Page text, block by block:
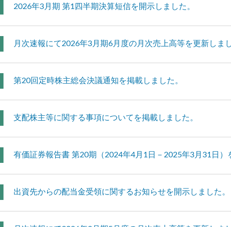
2026年3月期 第1四半期決算短信を開示しました。
月次速報にて2026年3月期6月度の月次売上高等を更新しまし
第20回定時株主総会決議通知を掲載しました。
支配株主等に関する事項についてを掲載しました。
有価証券報告書 第20期（2024年4月1日－2025年3月31日）
出資先からの配当金受領に関するお知らせを開示しました。